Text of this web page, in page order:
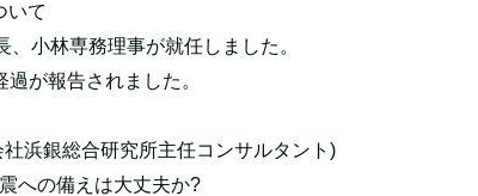
いて
小林専務理事が就任しました。
が報告されました。
浜銀総合研究所主任コンサルタント)
への備えは大丈夫か?